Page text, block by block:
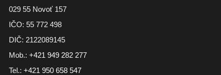
029 55 Novoť 157
IČO: 55 772 498
DIČ: 2122089145
Mob.: +421 949 282 277
Tel.: +421 950 658 547